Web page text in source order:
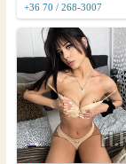
+36 70 / 268-3007